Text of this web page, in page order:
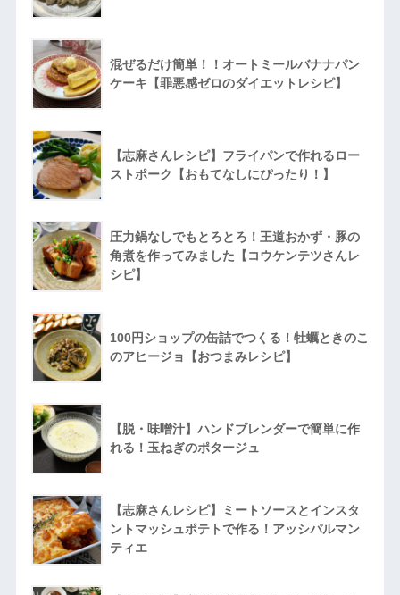
混ぜるだけ簡単！！オートミールバナナパン
ケーキ【罪悪感ゼロのダイエットレシピ】
【志麻さんレシピ】フライパンで作れるロー
ストポーク【おもてなしにぴったり！】
圧力鍋なしでもとろとろ！王道おかず・豚の
角煮を作ってみました【コウケンテツさんレ
シピ】
100円ショップの缶詰でつくる！牡蠣ときのこ
のアヒージョ【おつまみレシピ】
【脱・味噌汁】ハンドブレンダーで簡単に作
れる！玉ねぎのポタージュ
【志麻さんレシピ】ミートソースとインスタ
ントマッシュポテトで作る！アッシパルマン
ティエ